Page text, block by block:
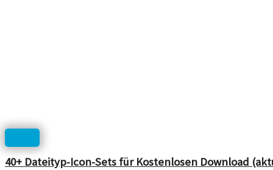
40+ Dateityp-Icon-Sets für Kostenlosen Download